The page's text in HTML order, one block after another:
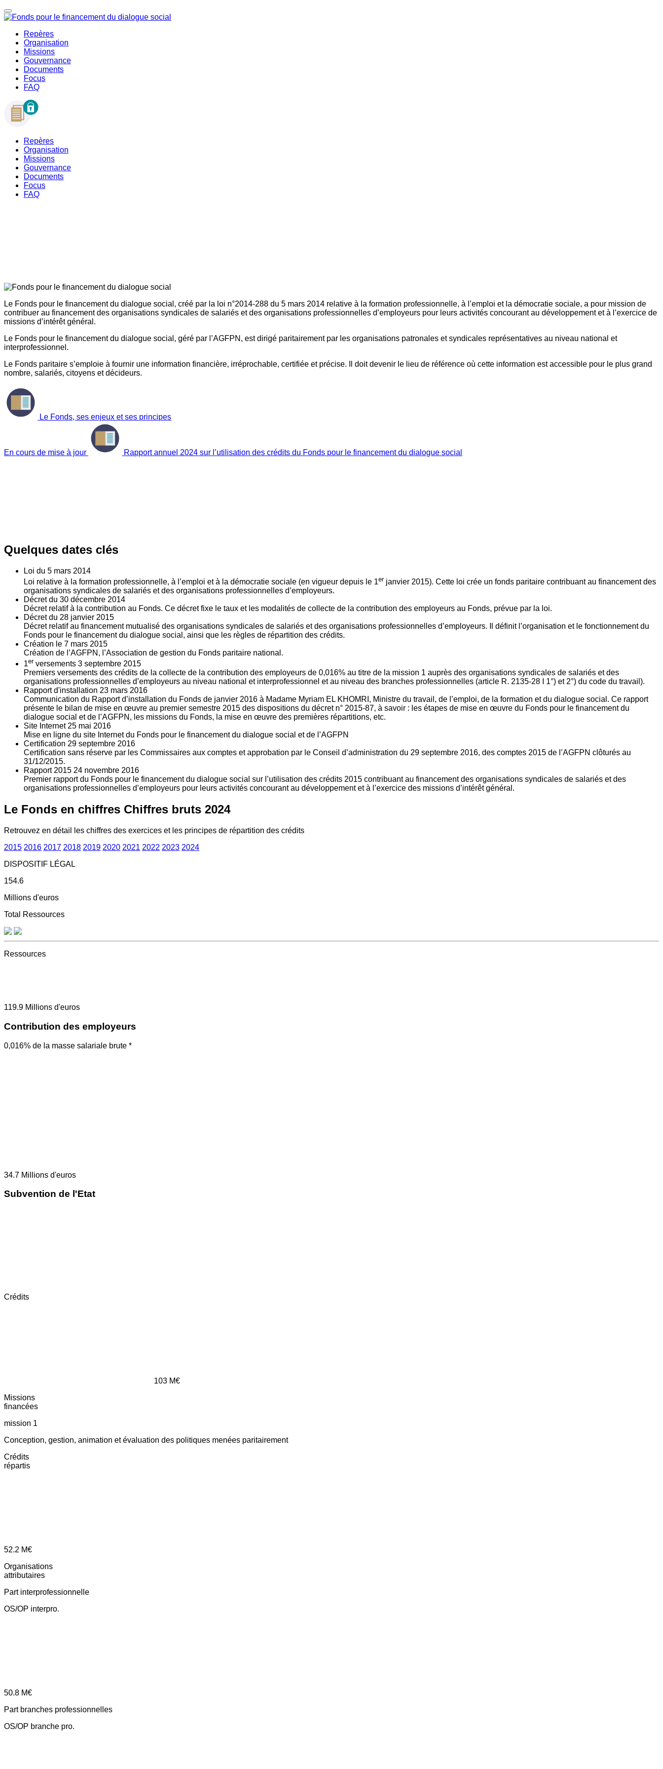
Repères
Organisation
Missions
Gouvernance
Documents
Focus
FAQ
Repères
Organisation
Missions
Gouvernance
Documents
Focus
FAQ
Le Fonds pour le financement du dialogue social, créé par la loi n°2014-288 du 5 mars 2014 relative à la formation professionnelle, à l’emploi et la démocratie sociale, a pour mission de
contribuer au financement des organisations syndicales de salariés et des organisations professionnelles d’employeurs pour leurs activités concourant au développement et à l’exercice de
missions d’intérêt général.
Le Fonds pour le financement du dialogue social, géré par l’AGFPN, est dirigé paritairement par les organisations patronales et syndicales représentatives au niveau national et
interprofessionnel.
Le Fonds paritaire s’emploie à fournir une information financière, irréprochable, certifiée et précise. Il doit devenir le lieu de référence où cette information est accessible pour le plus grand
nombre, salariés, citoyens et décideurs.
Le Fonds, ses enjeux et ses principes
En cours de mise à jour Rapport annuel 2024 sur l’utilisation des crédits du Fonds pour le financement du dialogue social
Quelques dates clés
Loi du 5 mars 2014
Loi relative à la formation professionnelle, à l’emploi et à la démocratie sociale (en vigueur depuis le 1er janvier 2015). Cette loi crée un fonds paritaire contribuant au financement des
organisations syndicales de salariés et des organisations professionnelles d’employeurs.
Décret du 30 décembre 2014
Décret relatif à la contribution au Fonds. Ce décret fixe le taux et les modalités de collecte de la contribution des employeurs au Fonds, prévue par la loi.
Décret du 28 janvier 2015
Décret relatif au financement mutualisé des organisations syndicales de salariés et des organisations professionnelles d’employeurs. Il définit l’organisation et le fonctionnement du
Fonds pour le financement du dialogue social, ainsi que les règles de répartition des crédits.
Création le 7 mars 2015
Création de l’AGFPN, l’Association de gestion du Fonds paritaire national.
1er versements 3 septembre 2015
Premiers versements des crédits de la collecte de la contribution des employeurs de 0,016% au titre de la mission 1 auprès des organisations syndicales de salariés et des
organisations professionnelles d’employeurs au niveau national et interprofessionnel et au niveau des branches professionnelles (article R. 2135‐28 I 1°) et 2°) du code du travail).
Rapport d'installation 23 mars 2016
Communication du Rapport d’installation du Fonds de janvier 2016 à Madame Myriam EL KHOMRI, Ministre du travail, de l’emploi, de la formation et du dialogue social. Ce rapport
présente le bilan de mise en œuvre au premier semestre 2015 des dispositions du décret n° 2015-87, à savoir : les étapes de mise en œuvre du Fonds pour le financement du
dialogue social et de l’AGFPN, les missions du Fonds, la mise en œuvre des premières répartitions, etc.
Site Internet 25 mai 2016
Mise en ligne du site Internet du Fonds pour le financement du dialogue social et de l’AGFPN
Certification 29 septembre 2016
Certification sans réserve par les Commissaires aux comptes et approbation par le Conseil d’administration du 29 septembre 2016, des comptes 2015 de l’AGFPN clôturés au
31/12/2015.
Rapport 2015 24 novembre 2016
Premier rapport du Fonds pour le financement du dialogue social sur l’utilisation des crédits 2015 contribuant au financement des organisations syndicales de salariés et des
organisations professionnelles d’employeurs pour leurs activités concourant au développement et à l’exercice des missions d’intérêt général.
Le Fonds en chiffres Chiffres bruts 2024
Retrouvez en détail les chiffres des exercices et les principes de répartition des crédits
2015 2016 2017 2018 2019 2020 2021 2022 2023 2024
DISPOSITIF LÉGAL
154.6
Millions d'euros
Total Ressources
Ressources
119.9 Millions d'euros
Contribution des employeurs
0,016% de la masse salariale brute *
34.7 Millions d'euros
Subvention de l'Etat
Crédits
103 M€
Missions
financées
mission 1
Conception, gestion, animation et évaluation des politiques menées paritairement
Crédits
répartis
52.2 M€
Organisations
attributaires
Part interprofessionnelle
OS/OP interpro.
50.8 M€
Part branches professionnelles
OS/OP branche pro.